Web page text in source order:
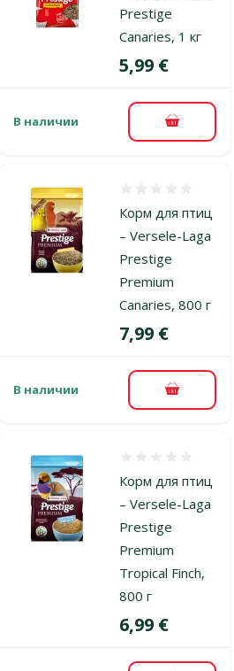
Prestige
Canaries, 1 кг
Цена
5,99 €
В наличии В корзину
Корм для птиц
– Versele-Laga
Prestige
Premium
Canaries, 800 г
Цена
7,99 €
В наличии В корзину
Корм для птиц
– Versele-Laga
Prestige
Premium
Tropical Finch,
800 г
Цена
6,99 €